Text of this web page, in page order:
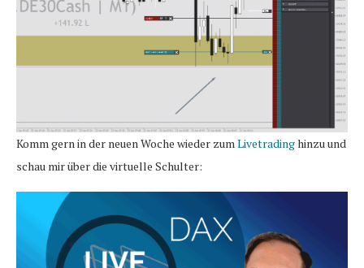
Komm gern in der neuen Woche wieder zum Livetradinghinzu und
schau mir über die virtuelle Schulter: